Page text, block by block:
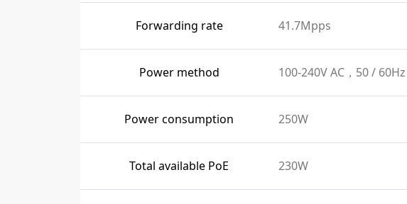
Forwarding rate 41.7Mpps
Power method 100-240V AC，50 / 60Hz
Power consumption 250W
Total available PoE 230W